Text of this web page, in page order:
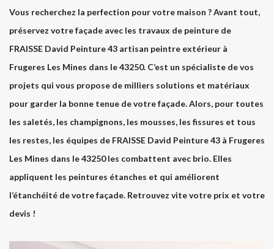
Vous recherchez la perfection pour votre maison ? Avant tout,
préservez votre façade avec les travaux de peinture de
FRAISSE David Peinture 43 artisan peintre extérieur à
Frugeres Les Mines dans le 43250. C’est un spécialiste de vos
projets qui vous propose de milliers solutions et matériaux
pour garder la bonne tenue de votre façade. Alors, pour toutes
les saletés, les champignons, les mousses, les fissures et tous
les restes, les équipes de FRAISSE David Peinture 43 à Frugeres
Les Mines dans le 43250 les combattent avec brio. Elles
appliquent les peintures étanches et qui améliorent
l’étanchéité de votre façade. Retrouvez vite votre prix et votre
devis !